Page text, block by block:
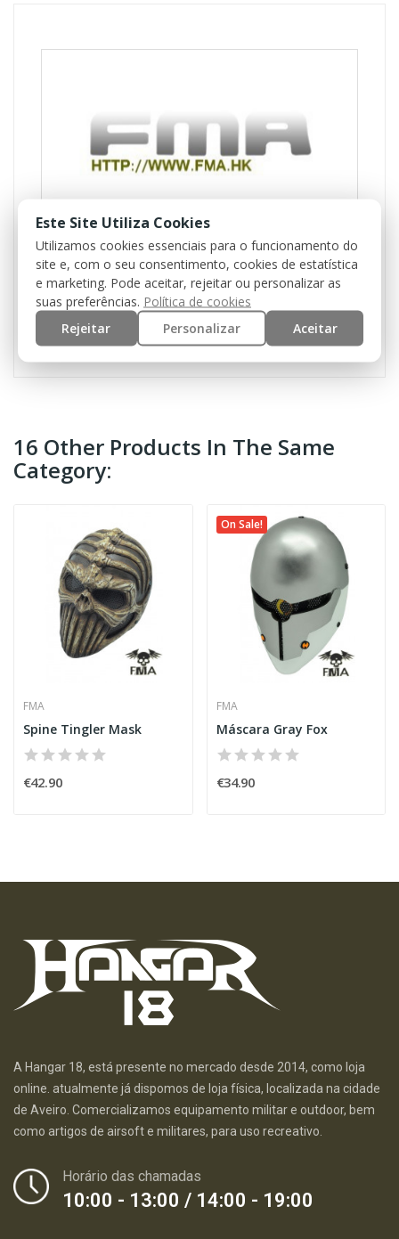
Reference BD8854
In stock 6 Items
Condition New
16 Other Products In The Same
Category:
FMA
Spine Tingler Mask
€42.90
On Sale!
FMA
Máscara Gray Fox
€34.90
A Hangar 18, está presente no mercado desde 2014, como loja
online. atualmente já dispomos de loja física, localizada na cidade
de Aveiro. Comercializamos equipamento militar e outdoor, bem
como artigos de airsoft e militares, para uso recreativo.
Horário das chamadas
10:00 - 13:00 / 14:00 - 19:00
Este Site Utiliza Cookies
Utilizamos cookies essenciais para o funcionamento do
site e, com o seu consentimento, cookies de estatística
e marketing. Pode aceitar, rejeitar ou personalizar as
suas preferências. Política de cookies
Rejeitar
Personalizar Aceitar